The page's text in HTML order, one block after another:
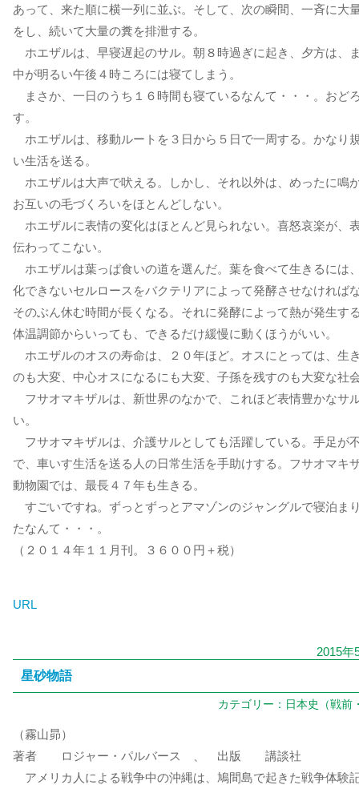
あって、来た順に横一列に並ぶ。そして、次の瞬間、一斉に大
をし、続いて大量の糞を排泄する。
ホエザルは、早寝遅起のサル。朝８時過ぎに起き、夕方は、
中が明るい午後４時ころには寝てしまう。
まさか、一日のうち１６時間も寝ているなんて・・・。おど
す。
ホエザルは、移動ルートを３日から５日で一周する。かなり
い生活を送る。
ホエザルは大声で吠える。しかし、それ以外は、めったに鳴
お互いの毛づくろいをほとんどしない。
ホエザルに表情の変化はほとんど見られない。喜怒哀楽が、
伝わってこない。
ホエザルは葉っぱ食いの道を選んだ。葉を食べて生きるには
化できないセルロースをバクテリアによって発酵させなければ
そのぶん休む時間が長くなる。それに発酵によって熱が発生す
体温調節からいっても、できるだけ緩慢に動くほうがいい。
ホエザルのオスの寿命は、２０年ほど。オスにとっては、生
のも大変、中心オスになるにも大変、子孫を残すのも大変な社
フサオマキザルは、新世界のなかで、これほど表情豊かなサ
い。
フサオマキザルは、介護サルとしても活躍している。手足が
で、車いす生活を送る人の日常生活を手助けする。フサオマキ
動物園では、最長４７年も生きる。
すごいですね。ずっとずっとアマゾンのジャングルで寝泊ま
たなんて・・・。
（２０１４年１１月刊。３６００円＋税）
URL
2015年
星砂物語
カテゴリー： 日本史（戦前
（霧山昴）
著者 ロジャー・パルバース 、 出版 講談社
アメリカ人による戦争中の沖縄は、鳩間島で起きた戦争体験